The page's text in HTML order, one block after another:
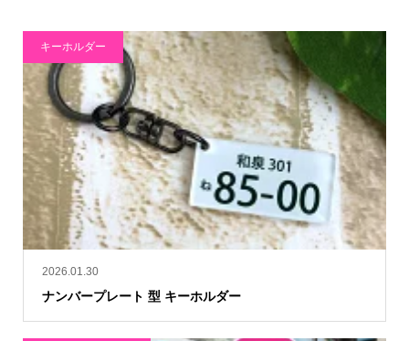
2026.01.30
ナンバープレート 型 キーホルダー
キーホルダー